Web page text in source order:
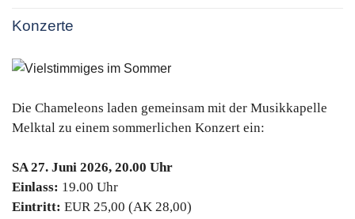
Konzerte
Die Chameleons laden gemeinsam mit der Musikkapelle
Melktal zu einem sommerlichen Konzert ein:
SA 27. Juni 2026, 20.00 Uhr
Einlass: 19.00 Uhr
Eintritt: EUR 25,00 (AK 28,00)